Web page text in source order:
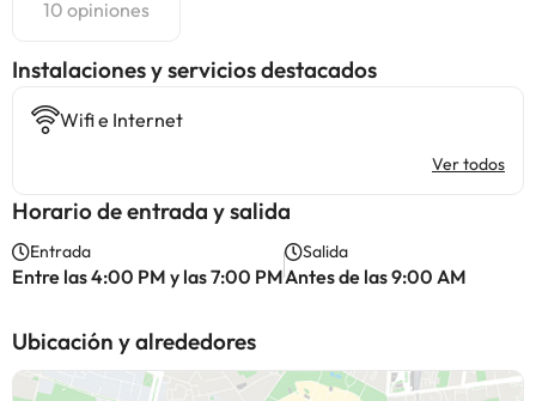
10 opiniones
Instalaciones y servicios destacados
Wifi e Internet
Ver todos
Horario de entrada y salida
Entrada
Entre las 4:00 PM y las 7:00 PM
Salida
Antes de las 9:00 AM
Ubicación y alrededores